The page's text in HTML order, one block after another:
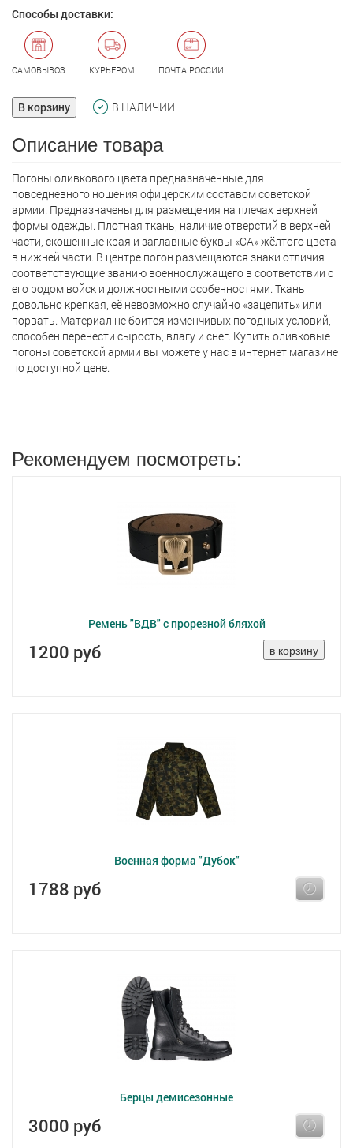
Способы доставки:
САМОВЫВОЗ КУРЬЕРОМ ПОЧТА РОССИИ
В корзину В НАЛИЧИИ
Описание товара
Погоны оливкового цвета предназначенные для
повседневного ношения офицерским составом советской
армии. Предназначены для размещения на плечах верхней
формы одежды. Плотная ткань, наличие отверстий в верхней
части, скошенные края и заглавные буквы «СА» жёлтого цвета
в нижней части. В центре погон размещаются знаки отличия
соответствующие званию военнослужащего в соответствии с
его родом войск и должностными особенностями. Ткань
довольно крепкая, её невозможно случайно «зацепить» или
порвать. Материал не боится изменчивых погодных условий,
способен перенести сырость, влагу и снег. Купить оливковые
погоны советской армии вы можете у нас в интернет магазине
по доступной цене.
Рекомендуем посмотреть:
Ремень "ВДВ" с прорезной бляхой
1200 руб
Военная форма "Дубок"
1788 руб
Берцы демисезонные
3000 руб